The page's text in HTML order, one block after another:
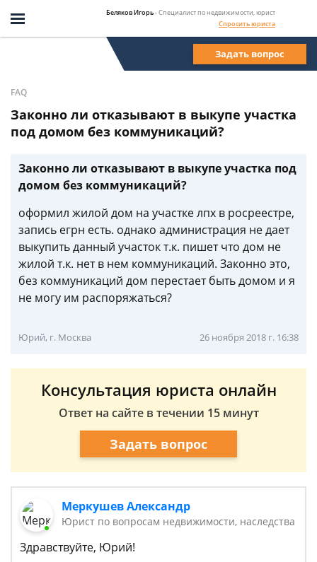
Беляков Игорь- Специалист по недвижимости, юрист
Спросить юриста
Задать вопрос
FAQ
Законно ли отказывают в выкупе участка
под домом без коммуникаций?
Законно ли отказывают в выкупе участка под
домом без коммуникаций?
оформил жилой дом на участке лпх в росреестре,
запись егрн есть. однако администрация не дает
выкупить данный участок т.к. пишет что дом не
жилой т.к. нет в нем коммуникаций. Законно это,
без коммуникаций дом перестает быть домом и я
не могу им распоряжаться?
Юрий, г. Москва 26 ноября 2018 г. 16:38
Консультация юриста онлайн
Ответ на сайте в течении 15 минут
Задать вопрос
Меркушев Александр
Юрист по вопросам недвижимости, наследства
Здравствуйте, Юрий!